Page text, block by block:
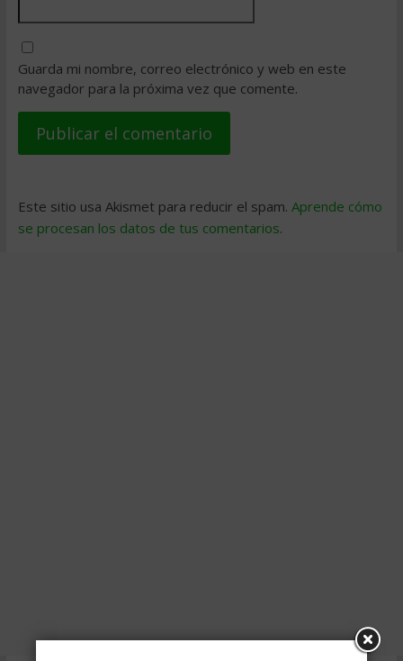
Guarda mi nombre, correo electrónico y web en este
navegador para la próxima vez que comente.
Este sitio usa Akismet para reducir el spam. Aprende cómo
se procesan los datos de tus comentarios.